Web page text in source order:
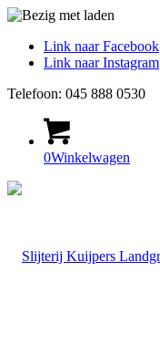
Link naar Facebook
Link naar Instagram
Telefoon: 045 888 0530
0Winkelwagen